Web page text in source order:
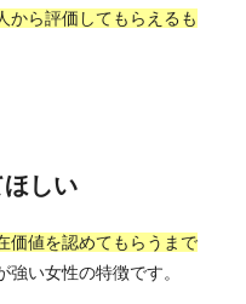
から評価してもらえるも
しい
価値を認めてもらうまで
強い女性の特徴です。